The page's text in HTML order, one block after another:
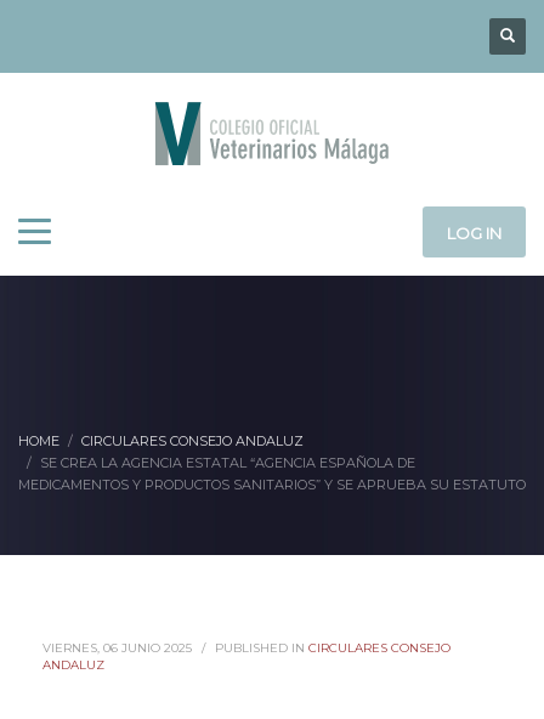
LOG IN
HOME
CIRCULARES CONSEJO ANDALUZ
SE CREA LA AGENCIA ESTATAL “AGENCIA ESPAÑOLA DE
MEDICAMENTOS Y PRODUCTOS SANITARIOS” Y SE APRUEBA SU ESTATUTO
VIERNES, 06 JUNIO 2025 / PUBLISHED IN CIRCULARES CONSEJO
ANDALUZ